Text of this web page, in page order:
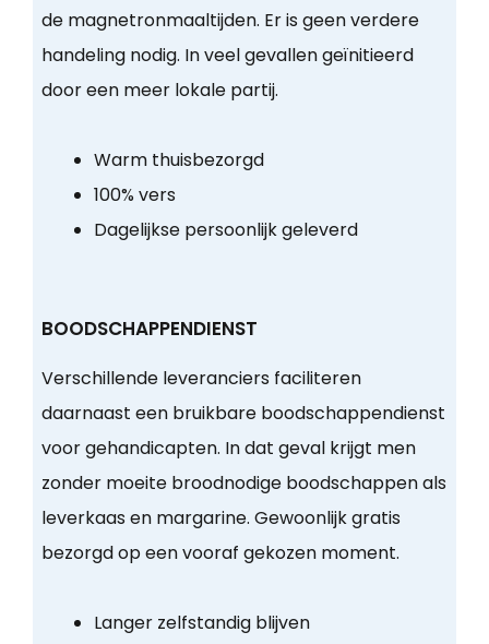
de magnetronmaaltijden. Er is geen verdere
handeling nodig. In veel gevallen geïnitieerd
door een meer lokale partij.
Warm thuisbezorgd
100% vers
Dagelijkse persoonlijk geleverd
BOODSCHAPPENDIENST
Verschillende leveranciers faciliteren
daarnaast een bruikbare boodschappendienst
voor gehandicapten. In dat geval krijgt men
zonder moeite broodnodige boodschappen als
leverkaas en margarine. Gewoonlijk gratis
bezorgd op een vooraf gekozen moment.
Langer zelfstandig blijven